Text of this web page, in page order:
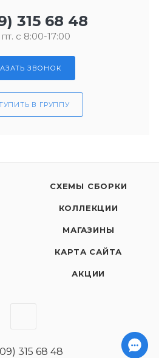
315 68 48
с 8:00-17:00
ЗВОНОК
В ГРУППУ
СХЕМЫ СБОРКИ
КОЛЛЕКЦИИ
МАГАЗИНЫ
КАРТА САЙТА
АКЦИИ
315 68 48